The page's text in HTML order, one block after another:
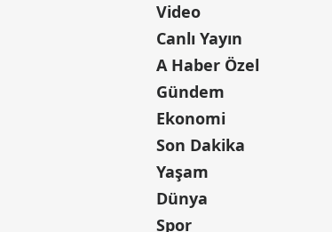
Video
Canlı Yayın
A Haber Özel
Gündem
Ekonomi
Son Dakika
Yaşam
Dünya
Spor